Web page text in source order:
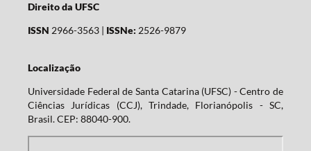
Direito da UFSC
ISSN 2966-3563 | ISSNe: 2526-9879
Localização
Universidade Federal de Santa Catarina (UFSC) - Centro de
Ciências Jurídicas (CCJ), Trindade, Florianópolis - SC,
Brasil. CEP: 88040-900.